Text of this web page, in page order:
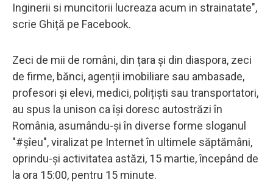
Inginerii si muncitorii lucreaza acum in strainatate",
scrie Ghiță pe Facebook.
Zeci de mii de români, din țara și din diaspora, zeci
de firme, bănci, agenții imobiliare sau ambasade,
profesori și elevi, medici, polițiști sau transportatori,
au spus la unison ca își doresc autostrăzi în
România, asumându-și în diverse forme sloganul
"#șîeu", viralizat pe Internet în ultimele săptămâni,
oprindu-și activitatea astăzi, 15 martie, începând de
la ora 15:00, pentru 15 minute.